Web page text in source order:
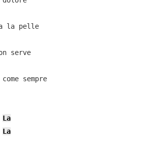
Non strapparmi via la pelle
Dirmi una bugia non serve
sempre
La
La